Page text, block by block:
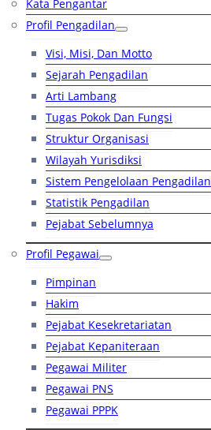
Kata Pengantar
Profil Pengadilan
Visi, Misi, Dan Motto
Sejarah Pengadilan
Arti Lambang
Tugas Pokok Dan Fungsi
Struktur Organisasi
Wilayah Yurisdiksi
Sistem Pengelolaan Pengadilan
Statistik Pengadilan
Pejabat Sebelumnya
Profil Pegawai
Pimpinan
Hakim
Pejabat Kesekretariatan
Pejabat Kepaniteraan
Pegawai Militer
Pegawai PNS
Pegawai PPPK